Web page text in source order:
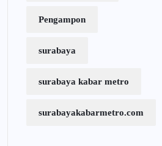
Pengampon
surabaya
surabaya kabar metro
surabayakabarmetro.com